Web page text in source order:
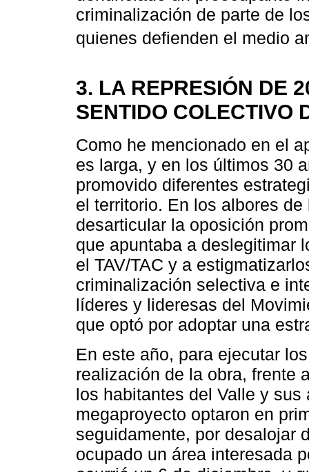
criminalización de parte de
quienes defienden el medio
3. LA REPRESIÓN DE
SENTIDO COLECTIVO
Como he mencionado en el
es larga, y en los últimos 30
promovido diferentes
el territorio. En los albores
desarticular la oposición
que apuntaba a deslegitimar
el TAV/TAC y a
criminalización selectiva e
líderes y lideresas del
que optó por adoptar una
En este año, para ejecutar
realización de la obra, frente
los habitantes del Valle y
megaproyecto optaron en
seguidamente, por desalojar
ocupado un área interesada